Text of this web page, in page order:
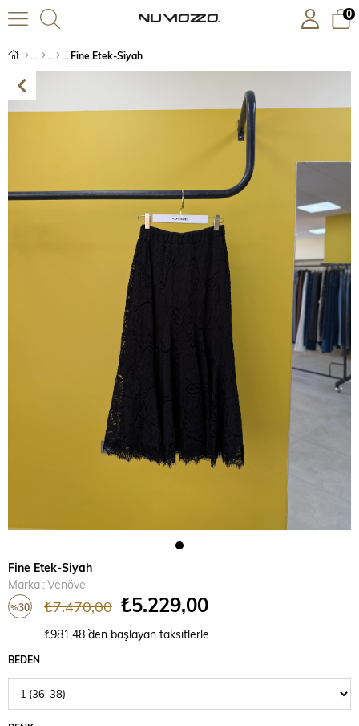
0
Fine Etek-Siyah
Fine Etek-Siyah
Marka :Venöve
%30 ₺7.470,00 ₺5.229,00
₺981,48 `den başlayan taksitlerle
BEDEN